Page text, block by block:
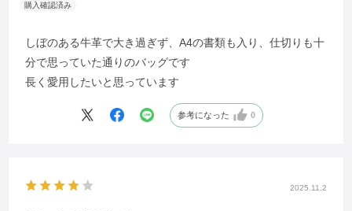
しぼのある牛革で大き過ぎず、A4の書類も入り、仕切りも十
分で思っていた通りのバッグです
長く愛用したいと思っています
参考になった 0
2025.11.2